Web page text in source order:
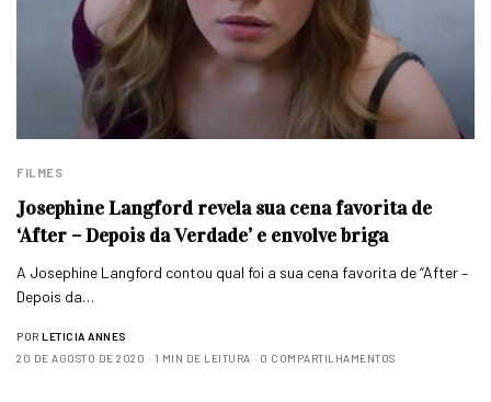
FILMES
Josephine Langford revela sua cena favorita de
‘After – Depois da Verdade’ e envolve briga
A Josephine Langford contou qual foi a sua cena favorita de “After –
Depois da…
POR LETICIA ANNES
20 DE AGOSTO DE 2020
1 MIN DE LEITURA 0 COMPARTILHAMENTOS